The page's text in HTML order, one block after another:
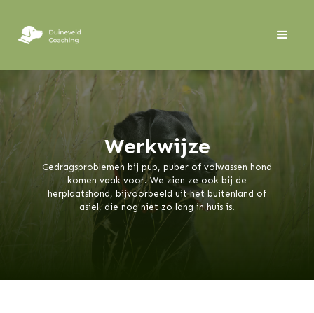
Werkwijze
Gedragsproblemen bij pup, puber of volwassen hond
komen vaak voor. We zien ze ook bij de
herplaatshond, bijvoorbeeld uit het buitenland of
asiel, die nog niet zo lang in huis is.